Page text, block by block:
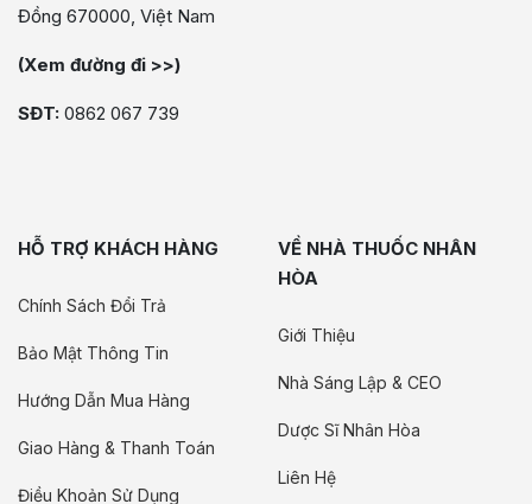
Đồng 670000, Việt Nam
(Xem đường đi >>)
SĐT: 0862 067 739
HỖ TRỢ KHÁCH HÀNG
Chính Sách Đổi Trả
Bảo Mật Thông Tin
Hướng Dẫn Mua Hàng
Giao Hàng & Thanh Toán
Điều Khoản Sử Dụng
VỀ NHÀ THUỐC NHÂN
HÒA
Giới Thiệu
Nhà Sáng Lập & CEO
Dược Sĩ Nhân Hòa
Liên Hệ